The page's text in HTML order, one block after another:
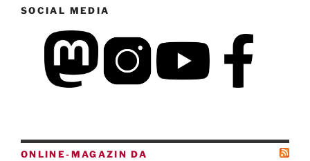
SOCIAL MEDIA
ONLINE-MAGAZIN DA